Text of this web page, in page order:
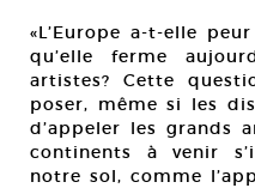
«L’Europe a-t-elle
qu’elle ferme
artistes? Cette
poser, même si les
d’appeler les grands
continents à venir
notre sol, comme